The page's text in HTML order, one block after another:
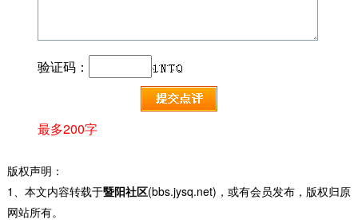
验证码：
最多200字
版权声明：
1、本文内容转载于暨阳社区(bbs.jysq.net)，或有会员发布，版权归原
网站所有。